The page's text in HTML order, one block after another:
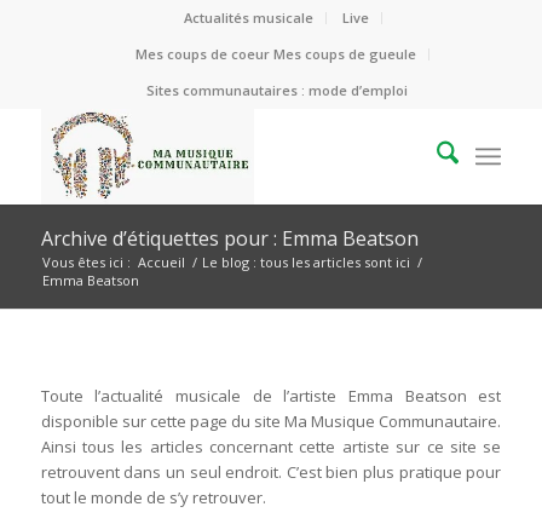
Actualités musicale
Live
Mes coups de coeur Mes coups de gueule
Sites communautaires : mode d’emploi
Archive d’étiquettes pour : Emma Beatson
Vous êtes ici : Accueil / Le blog : tous les articles sont ici /
Emma Beatson
Toute l’actualité musicale de l’artiste Emma Beatson est
disponible sur cette page du site Ma Musique Communautaire.
Ainsi tous les articles concernant cette artiste sur ce site se
retrouvent dans un seul endroit. C’est bien plus pratique pour
tout le monde de s’y retrouver.